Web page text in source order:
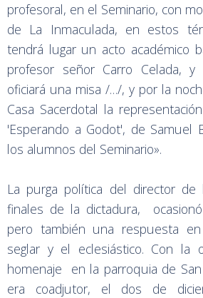
profesoral, en el Seminario, con
de La Inmaculada, en estos
tendrá lugar un acto académico
profesor señor Carro Celada,
oficiará una misa /…/, y por la
Casa Sacerdotal la
'Esperando a Godot', de Samuel
los alumnos del Seminario».
La purga política del director
finales de la dictadura,
pero también una respuesta
seglar y el eclesiástico. Con la
homenaje en la parroquia de
era coadjutor, el dos de